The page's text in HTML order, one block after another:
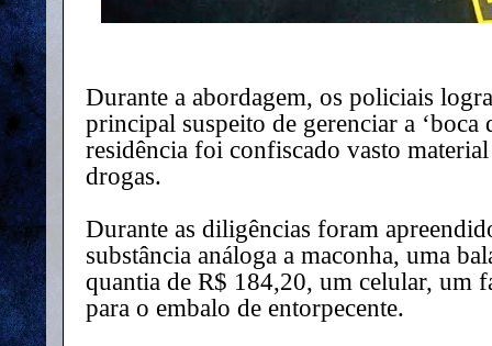
Durante a abordagem, os policiais
principal suspeito de gerenciar a
residência foi confiscado vasto
drogas.
Durante as diligências foram
substância análoga a maconha, uma
quantia de R$ 184,20, um celular, um
para o embalo de entorpecente.